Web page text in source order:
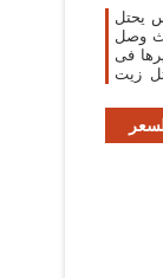
يحتل
وصل
فى
23.8%، ويمثل زيت